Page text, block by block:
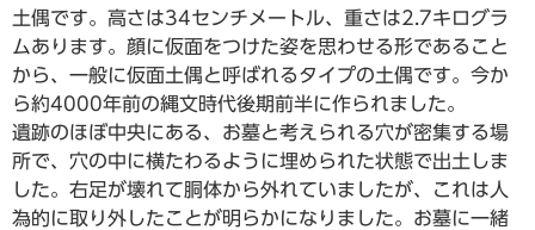
土偶です。高さは34センチメートル、重さは2.7キログラ
ムあります。顔に仮面をつけた姿を思わせる形であること
から、一般に仮面土偶と呼ばれるタイプの土偶です。今か
ら約4000年前の縄文時代後期前半に作られました。
遺跡のほぼ中央にある、お墓と考えられる穴が密集する場
所で、穴の中に横たわるように埋められた状態で出土しま
した。右足が壊れて胴体から外れていましたが、これは人
為的に取り外したことが明らかになりました。お墓に一緒